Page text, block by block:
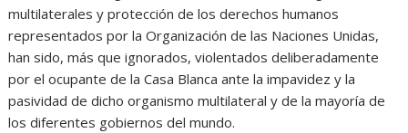
multilaterales y protección de los derechos humanos
representados por la Organización de las Naciones Unidas,
han sido, más que ignorados, violentados deliberadamente
por el ocupante de la Casa Blanca ante la impavidez y la
pasividad de dicho organismo multilateral y de la mayoría de
los diferentes gobiernos del mundo.